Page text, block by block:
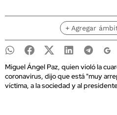
+ Agregar
Miguel Ángel Paz, quien violó la
coronavirus, dijo que está "muy
víctima, a la sociedad y al